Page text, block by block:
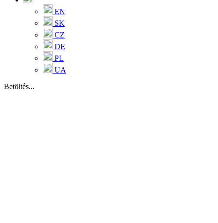
EN
SK
CZ
DE
PL
UA
Betöltés...